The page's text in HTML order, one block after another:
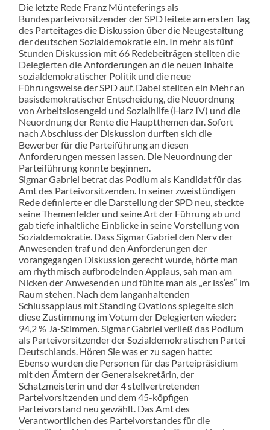
Die letzte Rede Franz Münteferings als
Bundesparteivorsitzender der SPD leitete am ersten Tag
des Parteitages die Diskussion über die Neugestaltung
der deutschen Sozialdemokratie ein. In mehr als fünf
Stunden Diskussion mit 66 Redebeiträgen stellten die
Delegierten die Anforderungen an die neuen Inhalte
sozialdemokratischer Politik und die neue
Führungsweise der SPD auf. Dabei stellten ein Mehr an
basisdemokratischer Entscheidung, die Neuordnung
von Arbeitslosengeld und Sozialhilfe (Harz IV) und die
Neuordnung der Rente die Hauptthemen dar. Sofort
nach Abschluss der Diskussion durften sich die
Bewerber für die Parteiführung an diesen
Anforderungen messen lassen. Die Neuordnung der
Parteiführung konnte beginnen.
Sigmar Gabriel betrat das Podium als Kandidat für das
Amt des Parteivorsitzenden. In seiner zweistündigen
Rede definierte er die Darstellung der SPD neu, steckte
seine Themenfelder und seine Art der Führung ab und
gab tiefe inhaltliche Einblicke in seine Vorstellung von
Sozialdemokratie. Dass Sigmar Gabriel den Nerv der
Anwesenden traf und den Anforderungen der
vorangegangen Diskussion gerecht wurde, hörte man
am rhythmisch aufbrodelnden Applaus, sah man am
Nicken der Anwesenden und fühlte man als „er iss‘es“ im
Raum stehen. Nach dem langanhaltenden
Schlussapplaus mit Standing Ovations spiegelte sich
diese Zustimmung im Votum der Delegierten wieder:
94,2 % Ja-Stimmen. Sigmar Gabriel verließ das Podium
als Parteivorsitzender der Sozialdemokratischen Partei
Deutschlands. Hören Sie was er zu sagen hatte:
Ebenso wurden die Personen für das Parteipräsidium
mit den Ämtern der Generalsekretärin, der
Schatzmeisterin und der 4 stellvertretenden
Parteivorsitzenden und dem 45-köpfigen
Parteivorstand neu gewählt. Das Amt des
Verantwortlichen des Parteivorstandes für die